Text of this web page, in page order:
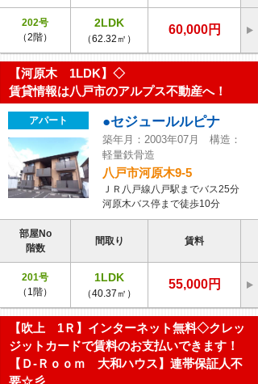
202号
（2階）
2LDK
（62.32㎡）
60,000円
【河原木 1LDK】◇
賃貸情報は八戸市のアルプス不動産へ！
アパート ●セジュールルピナ
築年月：2003年07月 構造：
軽量鉄骨造
八戸市河原木9-5
ＪＲ八戸線八戸駅までバス25分
河原木バス停まで徒歩10分
部屋No
階数
間取り 賃料
201号
（1階）
1LDK
（40.37㎡）
55,000円
【吹上 1Ｒ】インターネット無料◇クレッ
ジットカードで賃料のお支払いできます！
【Ｄ-Ｒｏｏｍ 大和ハウス】連帯保証人不
要☆彡